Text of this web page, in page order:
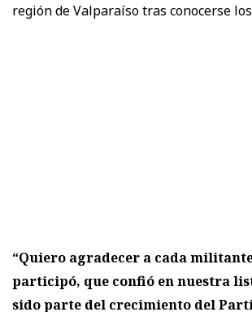
región de Valparaíso tras conocerse
“Quiero agradecer a cada
participó, que confió en nuestra
sido parte del crecimiento del